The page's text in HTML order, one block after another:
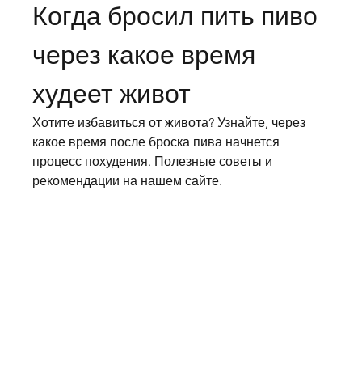
Когда бросил пить пиво
через какое время
худеет живот
Хотите избавиться от живота? Узнайте, через
какое время после броска пива начнется
процесс похудения. Полезные советы и
рекомендации на нашем сайте.